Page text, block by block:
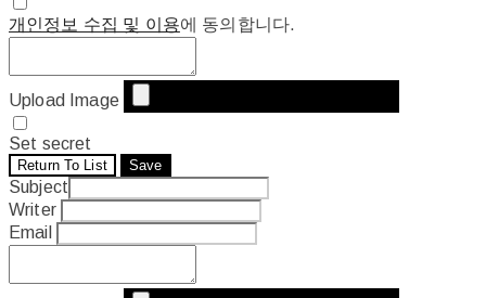
개인정보 수집 및 이용에 동의합니다.
Upload Image
Set secret
Return To List Save
Subject
Writer
Email